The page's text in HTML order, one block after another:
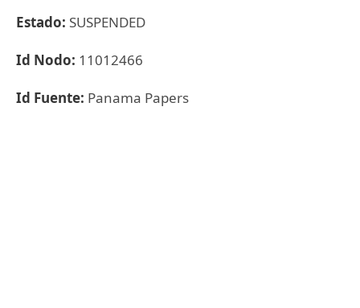
Estado: SUSPENDED
Id Nodo: 11012466
Id Fuente: Panama Papers